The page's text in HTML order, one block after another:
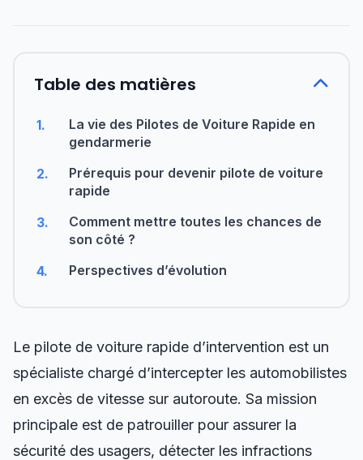
Table des matières
1.
La vie des Pilotes de Voiture Rapide en
gendarmerie
2.
Prérequis pour devenir pilote de voiture
rapide
3.
Comment mettre toutes les chances de
son côté ?
4.
Perspectives d’évolution
Le pilote de voiture rapide d’intervention est un
spécialiste chargé d’intercepter les automobilistes
en excès de vitesse sur autoroute. Sa mission
principale est de patrouiller pour assurer la
sécurité des usagers, détecter les infractions